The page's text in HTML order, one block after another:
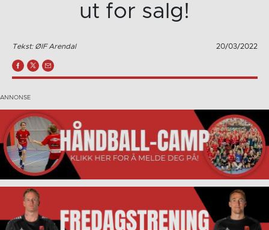
ut for salg!
Tekst: ØIF Arendal 20/03/2022